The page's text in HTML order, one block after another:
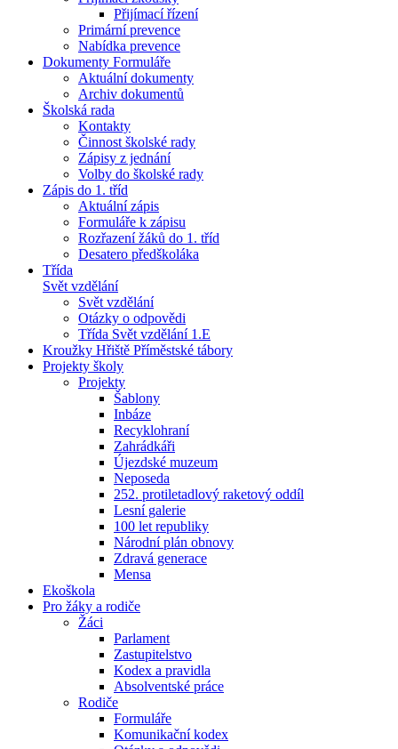
Přijímací řízení
Primární prevence
Nabídka prevence
Dokumenty Formuláře
Aktuální dokumenty
Archiv dokumentů
Školská rada
Kontakty
Činnost školské rady
Zápisy z jednání
Volby do školské rady
Zápis do 1. tříd
Aktuální zápis
Formuláře k zápisu
Rozřazení žáků do 1. tříd
Desatero předškoláka
Třída
Svět vzdělání
Svět vzdělání
Otázky o odpovědi
Třída Svět vzdělání 1.E
Kroužky Hřiště Příměstské tábory
Projekty školy
Projekty
Šablony
Inbáze
Recyklohraní
Zahrádkáři
Újezdské muzeum
Neposeda
252. protiletadlový raketový oddíl
Lesní galerie
100 let republiky
Národní plán obnovy
Zdravá generace
Mensa
Ekoškola
Pro žáky a rodiče
Žáci
Parlament
Zastupitelstvo
Kodex a pravidla
Absolventské práce
Rodiče
Formuláře
Komunikační kodex